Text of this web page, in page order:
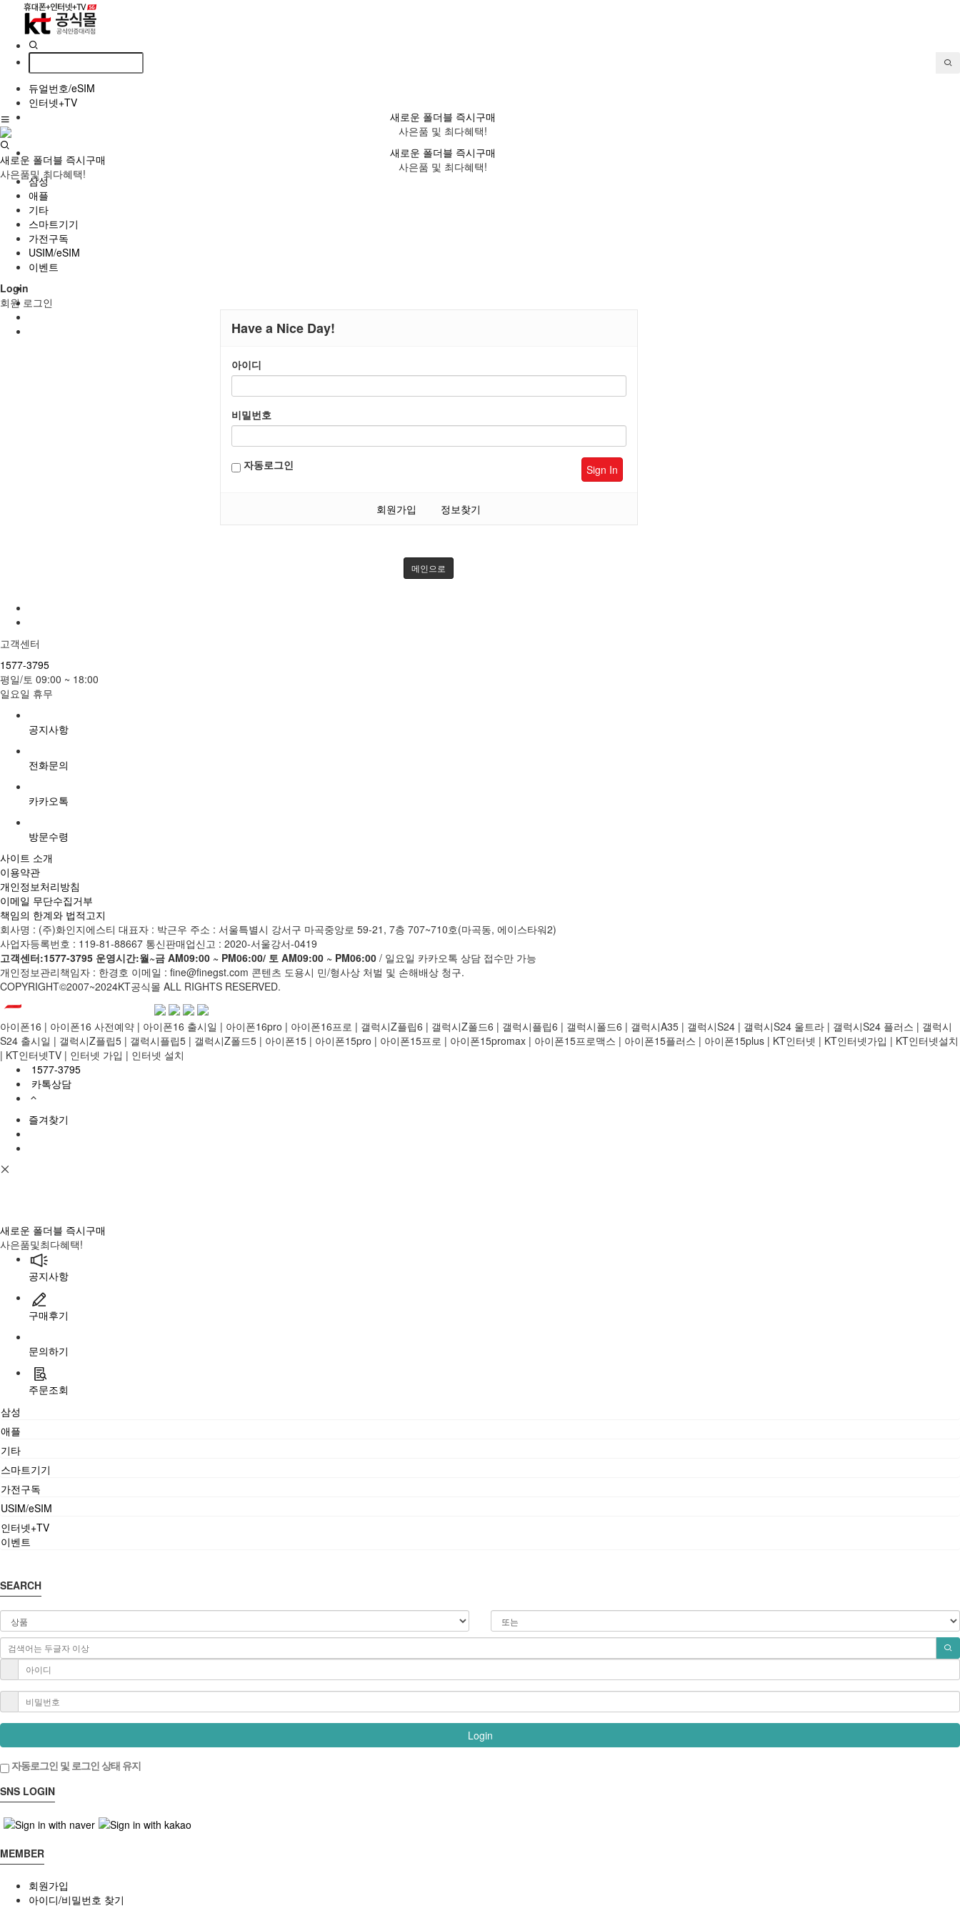
듀얼번호/eSIM
인터넷+TV
새로운 폴더블 즉시구매
사은품 및 최다혜택!
새로운 폴더블 즉시구매
사은품 및 최다혜택!
삼성
애플
기타
스마트기기
가전구독
USIM/eSIM
이벤트
새로운 폴더블 즉시구매
사은품및 최다혜택!
Login
회원 로그인
Have a Nice Day!
아이디
비밀번호
자동로그인 Sign In
회원가입 정보찾기
메인으로
고객센터
1577-3795
평일/토 09:00 ~ 18:00
일요일 휴무
공지사항
전화문의
카카오톡
방문수령
사이트 소개
이용약관
개인정보처리방침
이메일 무단수집거부
책임의 한계와 법적고지
회사명 : (주)화인지에스티 대표자 : 박근우 주소 : 서울특별시 강서구 마곡중앙로 59-21, 7층 707~710호(마곡동, 에이스타워2)
사업자등록번호 : 119-81-88667 통신판매업신고 : 2020-서울강서-0419
고객센터:1577-3795 운영시간:월~금 AM09:00 ~ PM06:00/ 토 AM09:00 ~ PM06:00 / 일요일 카카오톡 상담 접수만 가능
개인정보관리책임자 : 한경호 이메일 : fine@finegst.com 콘텐츠 도용시 민/형사상 처벌 및 손해배상 청구.
COPYRIGHT©2007~2024KT공식몰 ALL RIGHTS RESERVED.
아이폰16 | 아이폰16 사전예약 | 아이폰16 출시일 | 아이폰16pro | 아이폰16프로 | 갤럭시Z플립6 | 갤럭시Z폴드6 | 갤럭시플립6 | 갤럭시폴드6 | 갤럭시A35 | 갤럭시S24 | 갤럭시S24 울트라 | 갤럭시S24 플러스 | 갤럭시
S24 출시일 | 갤럭시Z플립5 | 갤럭시플립5 | 갤럭시Z폴드5 | 아이폰15 | 아이폰15pro | 아이폰15프로 | 아이폰15promax | 아이폰15프로맥스 | 아이폰15플러스 | 아이폰15plus | KT인터넷 | KT인터넷가입 | KT인터넷설치
| KT인터넷TV | 인터넷 가입 | 인터넷 설치
1577-3795
카톡상담
즐겨찾기
새로운 폴더블 즉시구매
사은품및최다혜택!
공지사항
구매후기
문의하기
주문조회
삼성
애플
기타
스마트기기
가전구독
USIM/eSIM
인터넷+TV
이벤트
SEARCH
Login
자동로그인 및 로그인 상태 유지
SNS LOGIN
MEMBER
회원가입
아이디/비밀번호 찾기